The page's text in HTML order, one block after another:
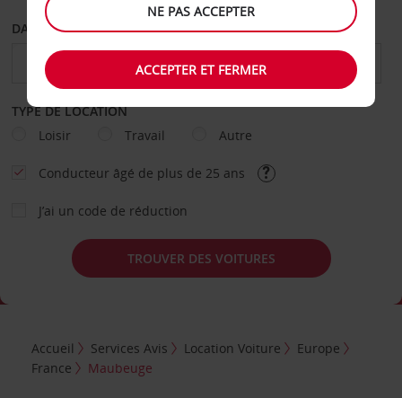
DATE DE DÉPART DATE DE RETOUR
TYPE DE LOCATION
Loisir
Travail Autre
Conducteur âgé de plus de 25 ans
J’ai un code de réduction
TROUVER DES VOITURES
Accueil Services Avis Location Voiture
Europe
France
Maubeuge
NE PAS ACCEPTER
ACCEPTER ET FERMER